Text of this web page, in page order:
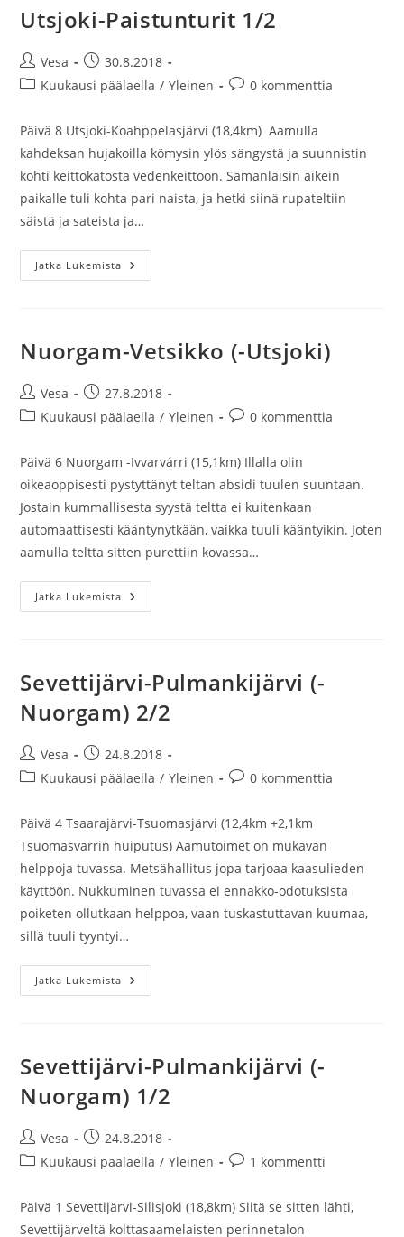
Utsjoki-Paistunturit 1/2
Artikkelin
kirjoittaja:
Vesa
Artikkeli
julkaistu:
30.8.2018
Artikkelin
Kuukausi päälaella / Yleinen
Artikkelin
0 kommenttia
Päivä 8 Utsjoki-Koahppelasjärvi (18,4km) Aamulla
kahdeksan hujakoilla kömysin ylös sängystä ja suunnistin
kohti keittokatosta vedenkeittoon. Samanlaisin aikein
paikalle tuli kohta pari naista, ja hetki siinä rupateltiin
säistä ja sateista ja…
Jatka Lukemista Utsjoki-
Paistunturit
Nuorgam-Vetsikko (-Utsjoki)
Artikkelin
kirjoittaja:
Vesa
Artikkeli
julkaistu:
27.8.2018
Artikkelin
Kuukausi päälaella / Yleinen
Artikkelin
0 kommenttia
Päivä 6 Nuorgam -Ivvarvárri (15,1km) Illalla olin
oikeaoppisesti pystyttänyt teltan absidi tuulen suuntaan.
Jostain kummallisesta syystä teltta ei kuitenkaan
automaattisesti kääntynytkään, vaikka tuuli kääntyikin. Joten
aamulla teltta sitten purettiin kovassa…
Jatka Lukemista Nuorgam-
Vetsikko
Sevettijärvi-Pulmankijärvi (-
Nuorgam) 2/2
Artikkelin
kirjoittaja:
Vesa
Artikkeli
julkaistu:
24.8.2018
Artikkelin
Kuukausi päälaella / Yleinen
Artikkelin
0 kommenttia
Päivä 4 Tsaarajärvi-Tsuomasjärvi (12,4km +2,1km
Tsuomasvarrin huiputus) Aamutoimet on mukavan
helppoja tuvassa. Metsähallitus jopa tarjoaa kaasulieden
käyttöön. Nukkuminen tuvassa ei ennakko-odotuksista
poiketen ollutkaan helppoa, vaan tuskastuttavan kuumaa,
sillä tuuli tyyntyi…
Jatka Lukemista Sevettijärvi-
Pulmankijärvi
Sevettijärvi-Pulmankijärvi (-
Nuorgam) 1/2
Artikkelin
kirjoittaja:
Vesa
Artikkeli
julkaistu:
24.8.2018
Artikkelin
Kuukausi päälaella / Yleinen
Artikkelin
1 kommentti
Päivä 1 Sevettijärvi-Silisjoki (18,8km) Siitä se sitten lähti,
Sevettijärveltä kolttasaamelaisten perinnetalon